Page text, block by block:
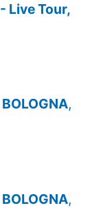
Live Tour,
,
,